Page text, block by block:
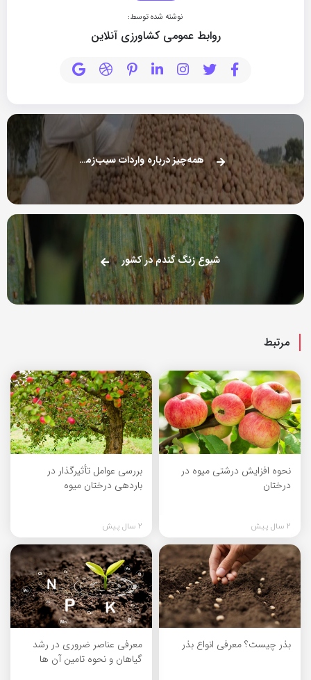
نوشته شده توسط:
روابط عمومی کشاورزی آنلاین
همه‌چیز درباره واردات سیب‌زمینی هندی
شیوع زنگ گندم در کشور
مرتبط
نحوه افزایش درشتی میوه در
درختان
2 سال پیش
بررسی عوامل تأثیرگذار در
باردهی درختان میوه
2 سال پیش
بذر چیست؟ معرفی انواع بذر
معرفی عناصر ضروری در رشد
گیاهان و نحوه تامین آن ها